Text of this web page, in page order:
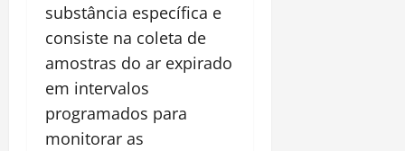
substância específica e
consiste na coleta de
amostras do ar expirado
em intervalos
programados para
monitorar as